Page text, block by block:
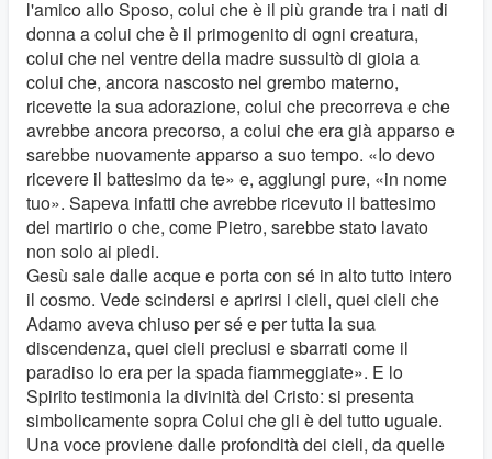
l'amico allo Sposo, colui che è il più grande tra i nati di
donna a colui che è il primogenito di ogni creatura,
colui che nel ventre della madre sussultò di gioia a
colui che, ancora nascosto nel grembo materno,
ricevette la sua adorazione, colui che precorreva e che
avrebbe ancora precorso, a colui che era già apparso e
sarebbe nuovamente apparso a suo tempo. «Io devo
ricevere il battesimo da te» e, aggiungi pure, «in nome
tuo». Sapeva infatti che avrebbe ricevuto il battesimo
del martirio o che, come Pietro, sarebbe stato lavato
non solo ai piedi.
Gesù sale dalle acque e porta con sé in alto tutto intero
il cosmo. Vede scindersi e aprirsi i cieli, quei cieli che
Adamo aveva chiuso per sé e per tutta la sua
discendenza, quei cieli preclusi e sbarrati come il
paradiso lo era per la spada fiammeggiate». E lo
Spirito testimonia la divinità del Cristo: si presenta
simbolicamente sopra Colui che gli è del tutto uguale.
Una voce proviene dalle profondità dei cieli, da quelle